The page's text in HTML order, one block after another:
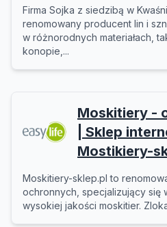
Firma Sojka z siedzibą w
renomowany producent lin i
w różnorodnych materiałach,
konopie,...
Moskitiery -
| Sklep
Mostikiery-
Moskitiery-sklep.pl to
ochronnych, specjalizujący się
wysokiej jakości moskitier.